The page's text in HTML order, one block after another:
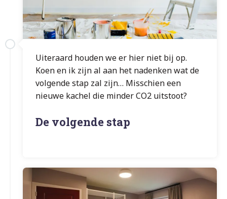
Uiteraard houden we er hier niet bij op.
Koen en ik zijn al aan het nadenken wat de
volgende stap zal zijn… Misschien een
nieuwe kachel die minder CO2 uitstoot?
De volgende stap